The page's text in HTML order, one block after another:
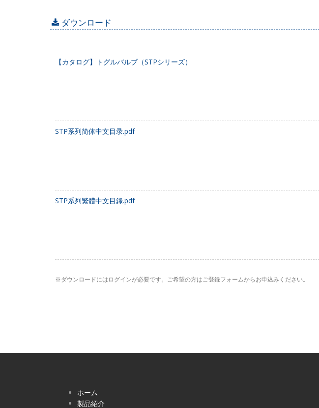
ダウンロード
【カタログ】トグルバルブ（STPシリーズ）
STP系列简体中文目录.pdf
STP系列繁體中文目錄.pdf
※ダウンロードにはログインが必要です。ご希望の方はご登録フォームからお申込みください。
ホーム
製品紹介